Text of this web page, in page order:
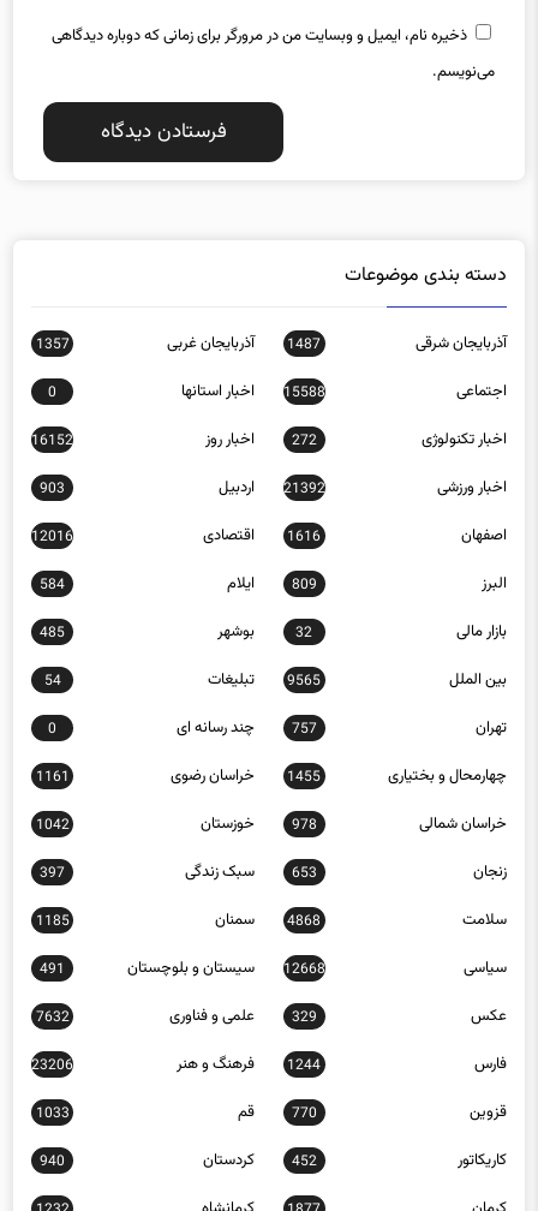
ذخیره نام، ایمیل و وبسایت من در مرورگر برای زمانی که دوباره دیدگاهی
می‌نویسم.
دسته بندی موضوعات
آذربایجان شرقی 1487 آذربایجان غربی 1357
اجتماعی 15588 اخبار استانها 0
اخبار تکنولوژی 272 اخبار روز 16152
اخبار ورزشی 21392 اردبیل 903
اصفهان 1616 اقتصادی 12016
البرز 809 ایلام 584
بازار مالی 32 بوشهر 485
بین الملل 9565 تبلیغات 54
تهران 757 چند رسانه ای 0
چهارمحال و بختیاری 1455 خراسان رضوی 1161
خراسان شمالی 978 خوزستان 1042
زنجان 653 سبک زندگی 397
سلامت 4868 سمنان 1185
سیاسی 12668 سیستان و بلوچستان 491
عکس 329 علمی و فناوری 7632
فارس 1244 فرهنگ و هنر 23206
قزوین 770 قم 1033
کاریکاتور 452 کردستان 940